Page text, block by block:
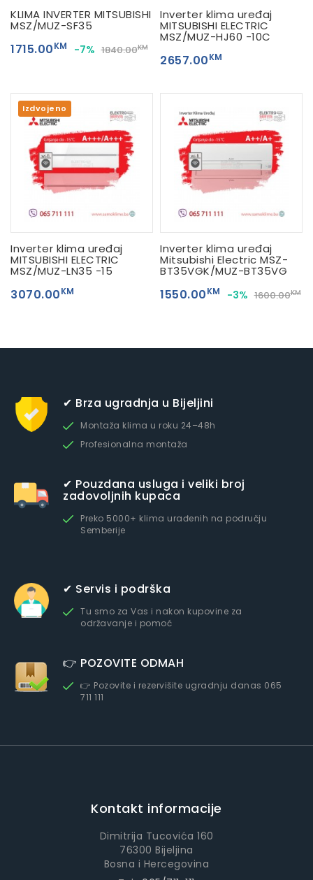
KLIMA INVERTER MITSUBISHI
MSZ/MUZ-SF35
1715.00KM -7% 1840.00KM
Inverter klima uređaj
MITSUBISHI ELECTRIC
MSZ/MUZ-HJ60 -10C
2657.00KM
Izdvojeno
Inverter klima uređaj
MITSUBISHI ELECTRIC
MSZ/MUZ-LN35 -15
3070.00KM
Inverter klima uređaj
Mitsubishi Electric MSZ-
BT35VGK/MUZ-BT35VG
1550.00KM -3% 1600.00KM
✔ Brza ugradnja u Bijeljini
Montaža klima u roku 24–48h
Profesionalna montaža
✔ Pouzdana usluga i veliki broj
zadovoljnih kupaca
Preko 5000+ klima urađenih na području
Semberije
✔ Servis i podrška
Tu smo za Vas i nakon kupovine za
održavanje i pomoć
👉 POZOVITE ODMAH
👉 Pozovite i rezervišite ugradnju danas 065
711 111
Kontakt informacije
Dimitrija Tucovića 160
76300 Bijeljina
Bosna i Hercegovina